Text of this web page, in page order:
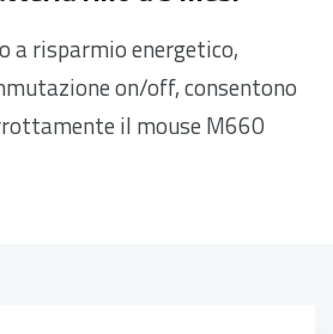
a risparmio energetico,
on/off, consentono
il mouse M660